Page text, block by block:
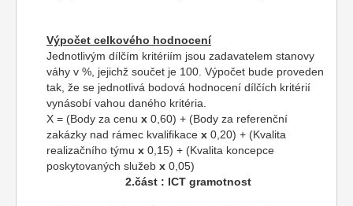
Výpočet celkového hodnocení
Jednotlivým dílčím kritériím jsou zadavatelem stanovy
váhy v %, jejichž součet je 100. Výpočet bude proveden
tak, že se jednotlivá bodová hodnocení dílčích kritérií
vynásobí vahou daného kritéria.
X = (Body za cenu x 0,60) + (Body za referenční
zakázky nad rámec kvalifikace x 0,20) + (Kvalita
realizačního týmu x 0,15) + (Kvalita koncepce
poskytovaných služeb x 0,05)
2.část : ICT gramotnost